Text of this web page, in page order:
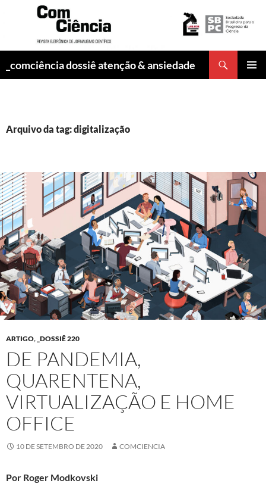
_comciência dossiê atenção & ansiedade
Arquivo da tag: digitalização
ARTIGO, _DOSSIÊ 220
DE PANDEMIA,
QUARENTENA,
VIRTUALIZAÇÃO E HOME
OFFICE
10 DE SETEMBRO DE 2020 COMCIENCIA
Por Roger Modkovski